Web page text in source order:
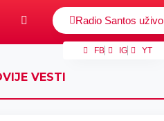
Radio Santos uživo
FB IG YT
VESTI